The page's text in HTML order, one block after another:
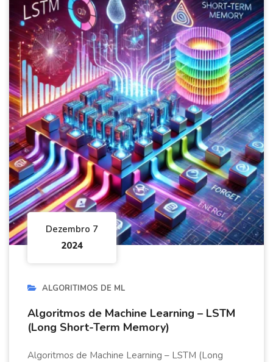
Dezembro 7
2024
ALGORITIMOS DE ML
Algoritmos de Machine Learning – LSTM
(Long Short-Term Memory)
Algoritmos de Machine Learning – LSTM (Long